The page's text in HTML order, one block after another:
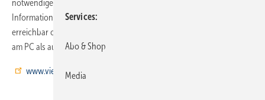
notwendigen Verarbeitungshinweise für den Einbau runden das
Informationspaket ab. Der Konfigurator ist über die Viega-Website
erreichbar oder direkt unter „advantix-vario.viega.de“. Er kann sowohl
am PC als auch mobil über Tablet oder Smartphone genutzt werden.
www.viega.de
Services
Abo & Shop
Media